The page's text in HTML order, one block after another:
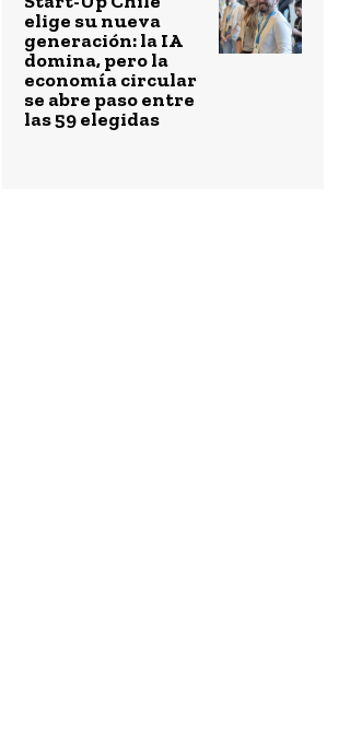
elige su nueva
generación: la IA
domina, pero la
economía circular
se abre paso entre
las 59 elegidas